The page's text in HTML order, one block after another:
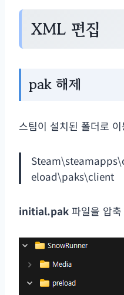
XML 편집
pak 해제
스팀이 설치된 폴더로
eload\paks\client
initial.pak 파일을 압